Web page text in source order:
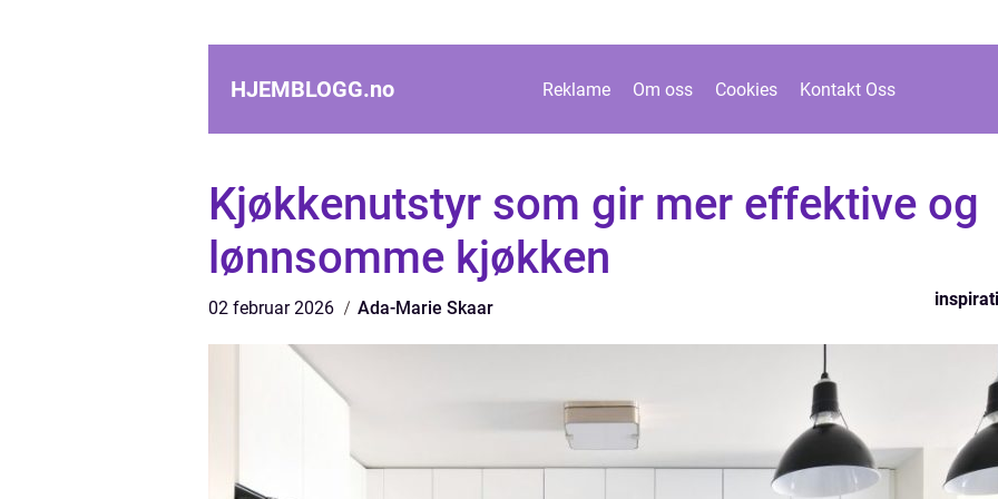
HJEMBLOGG.no Reklame Om oss Cookies Kontakt Oss
Kjøkkenutstyr som gir mer effektive og
lønnsomme kjøkken
02 februar 2026 Ada-Marie Skaar